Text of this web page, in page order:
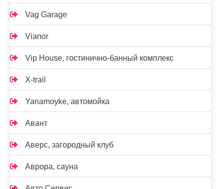
Vag Garage
Vianor
Vip House, гостинично-банный комплекс
X-trail
Yanamoyke, автомойка
Авант
Аверс, загородный клуб
Аврора, сауна